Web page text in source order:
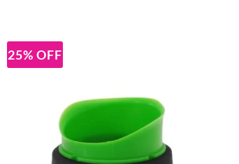
25% OFF